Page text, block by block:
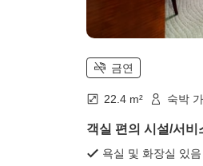
금연
22.4 m² 숙박
객실 편의 시설/서비
욕실 및 화장실 있음